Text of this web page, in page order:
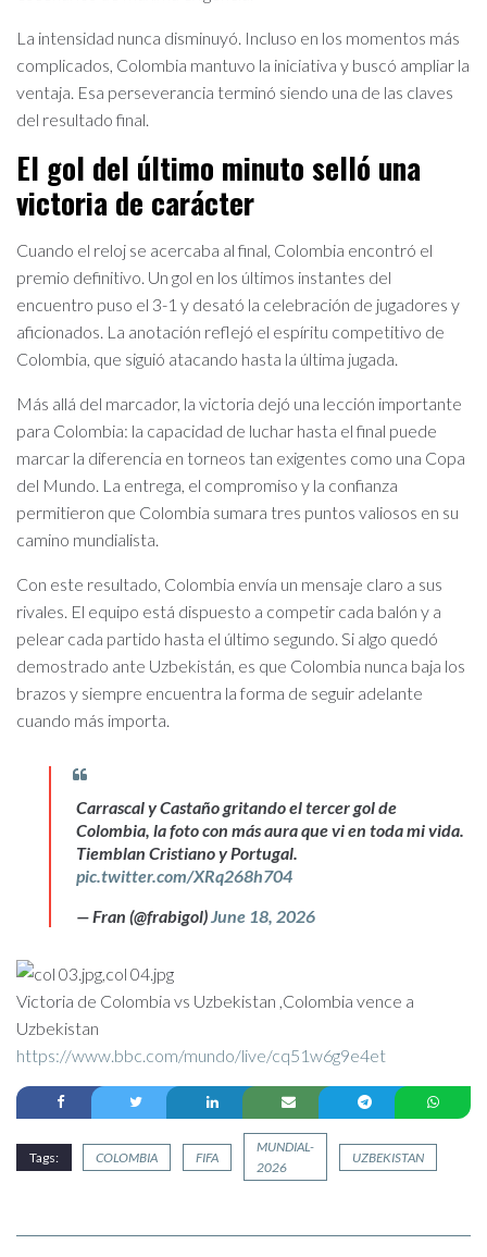
La intensidad nunca disminuyó. Incluso en los momentos más
complicados, Colombia mantuvo la iniciativa y buscó ampliar la
ventaja. Esa perseverancia terminó siendo una de las claves
del resultado final.
El gol del último minuto selló una
victoria de carácter
Cuando el reloj se acercaba al final, Colombia encontró el
premio definitivo. Un gol en los últimos instantes del
encuentro puso el 3-1 y desató la celebración de jugadores y
aficionados. La anotación reflejó el espíritu competitivo de
Colombia, que siguió atacando hasta la última jugada.
Más allá del marcador, la victoria dejó una lección importante
para Colombia: la capacidad de luchar hasta el final puede
marcar la diferencia en torneos tan exigentes como una Copa
del Mundo. La entrega, el compromiso y la confianza
permitieron que Colombia sumara tres puntos valiosos en su
camino mundialista.
Con este resultado, Colombia envía un mensaje claro a sus
rivales. El equipo está dispuesto a competir cada balón y a
pelear cada partido hasta el último segundo. Si algo quedó
demostrado ante Uzbekistán, es que Colombia nunca baja los
brazos y siempre encuentra la forma de seguir adelante
cuando más importa.
Carrascal y Castaño gritando el tercer gol de
Colombia, la foto con más aura que vi en toda mi vida.
Tiemblan Cristiano y Portugal.
pic.twitter.com/XRq268h704
— Fran (@frabigol)June 18, 2026
Victoria de Colombia vs Uzbekistan ,Colombia vence a
Uzbekistan
https://www.bbc.com/mundo/live/cq51w6g9e4et
Tags: COLOMBIA FIFA
MUNDIAL-
2026
UZBEKISTAN